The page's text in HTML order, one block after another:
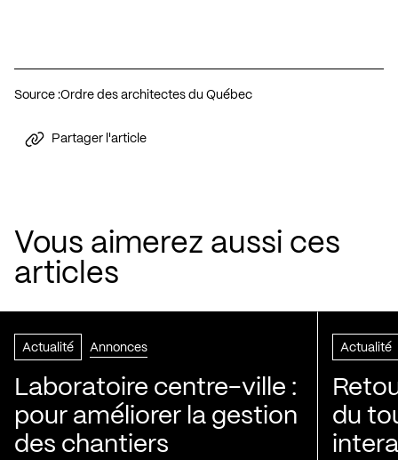
Source :Ordre des architectes du Québec
Partager l'article
Vous aimerez aussi ces
articles
Actualité Annonces
Laboratoire centre-ville :
pour améliorer la gestion
des chantiers
Actualité
du